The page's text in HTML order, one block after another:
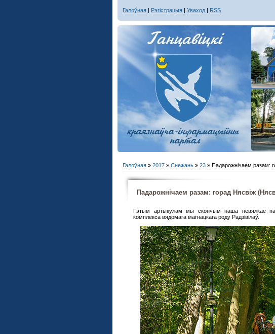
Галоўная | Рэгістрацыя | Уваход | RSS
Галоўная » 2017 » Снежань » 23 » Падарожнічаем разам:
Падарожнічаем разам: горад Нясвіж
Гэтым артыкулам мы скончым наша невялкае
комплекса вядомага магнацкага роду Радзівілаў.